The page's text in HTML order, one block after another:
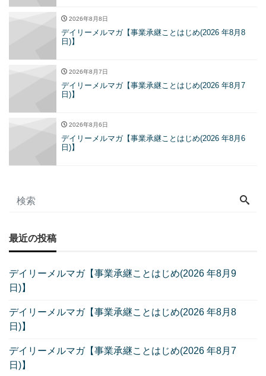
2026年8月8日
デイリーメルマガ【事業承継ことはじめ(2026 年8月8
日)】
2026年8月7日
デイリーメルマガ【事業承継ことはじめ(2026 年8月7
日)】
2026年8月6日
デイリーメルマガ【事業承継ことはじめ(2026 年8月6
日)】
最近の投稿
デイリーメルマガ【事業承継ことはじめ(2026 年8月9
日)】
デイリーメルマガ【事業承継ことはじめ(2026 年8月8
日)】
デイリーメルマガ【事業承継ことはじめ(2026 年8月7
日)】